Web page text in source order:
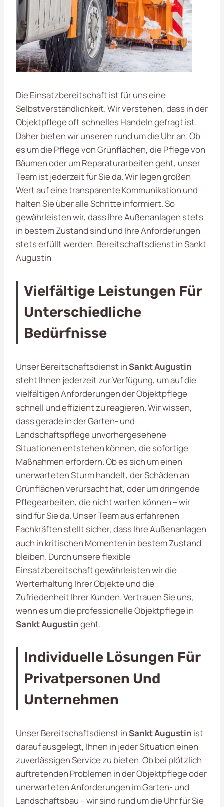
Die Einsatzbereitschaft ist für uns eine
Selbstverständlichkeit. Wir verstehen, dass in der
Objektpflege oft schnelles Handeln gefragt ist.
Daher bieten wir unseren rund um die Uhr an. Ob
es um die Pflege von Grünflächen, die Pflege von
Bäumen oder um Reparaturarbeiten geht, unser
Team ist jederzeit für Sie da. Wir legen großen
Wert auf eine transparente Kommunikation und
halten Sie über alle Schritte informiert. So
gewährleisten wir, dass Ihre Außenanlagen stets
in bestem Zustand sind und Ihre Anforderungen
stets erfüllt werden. Bereitschaftsdienst in Sankt
Augustin
Vielfältige Leistungen Für
Unterschiedliche
Bedürfnisse
Unser Bereitschaftsdienst inSankt Augustin
steht Ihnen jederzeit zur Verfügung, um auf die
vielfältigen Anforderungen der Objektpflege
schnell und effizient zu reagieren. Wir wissen,
dass gerade in der Garten- und
Landschaftspflege unvorhergesehene
Situationen entstehen können, die sofortige
Maßnahmen erfordern. Ob es sich um einen
unerwarteten Sturm handelt, der Schäden an
Grünflächen verursacht hat, oder um dringende
Pflegearbeiten, die nicht warten können – wir
sind für Sie da. Unser Team aus erfahrenen
Fachkräften stellt sicher, dass Ihre Außenanlagen
auch in kritischen Momenten in bestem Zustand
bleiben. Durch unsere flexible
Einsatzbereitschaft gewährleisten wir die
Werterhaltung Ihrer Objekte und die
Zufriedenheit Ihrer Kunden. Vertrauen Sie uns,
wenn es um die professionelle Objektpflege in
Sankt Augustingeht.
Individuelle Lösungen Für
Privatpersonen Und
Unternehmen
Unser Bereitschaftsdienst inSankt Augustin ist
darauf ausgelegt, Ihnen in jeder Situation einen
zuverlässigen Service zu bieten. Ob bei plötzlich
auftretenden Problemen in der Objektpflege oder
unerwarteten Anforderungen im Garten- und
Landschaftsbau – wir sind rund um die Uhr für Sie